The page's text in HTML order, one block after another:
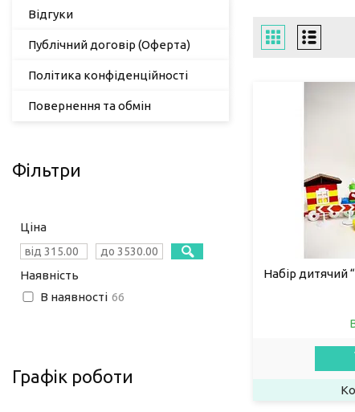
Набір дитячий
Відгуки
Публічний договір (Оферта)
Політика конфіденційності
Повернення та обмін
Фільтри
Ціна
Наявність
В наявності 66
Графік роботи